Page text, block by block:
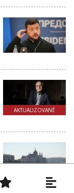
AKTUALIZOVANÉ